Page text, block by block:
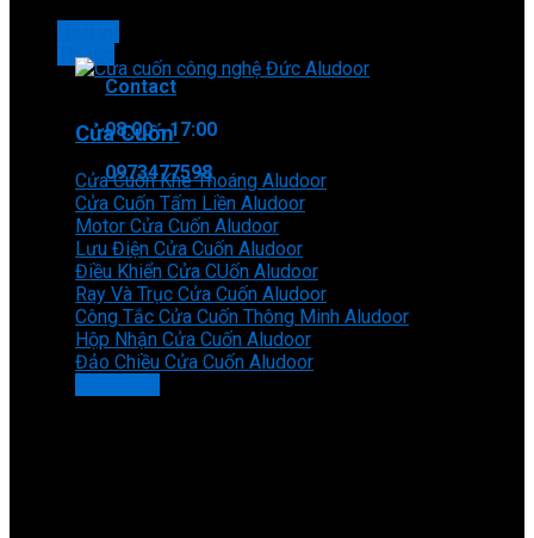
Tin tức
Contact
08:00 - 17:00
0973477598
Cửa Cuốn
Cửa Cuốn Khe Thoáng Aludoor
Cửa Cuốn Tấm Liền Aludoor
Motor Cửa Cuốn Aludoor
Lưu Điện Cửa Cuốn Aludoor
Điều Khiển Cửa CUốn Aludoor
Ray Và Trục Cửa Cuốn Aludoor
Công Tắc Cửa Cuốn Thông Minh Aludoor
Hộp Nhận Cửa Cuốn Aludoor
Đảo Chiều Cửa Cuốn Aludoor